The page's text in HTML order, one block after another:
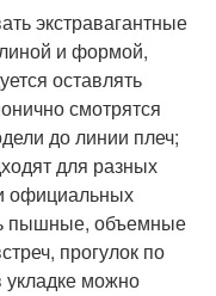
экстравагантные
и формой,
оставлять
смотрятся
до линии плеч;
для разных
официальных
пышные, объемные
прогулок по
укладке можно